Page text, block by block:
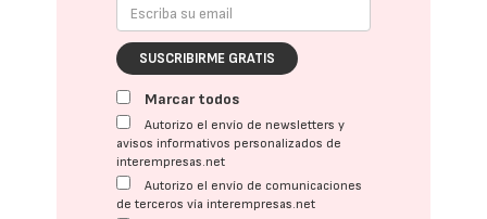
SUSCRIBIRME GRATIS
Marcar todos
Autorizo el envío de newsletters y
avisos informativos personalizados de
interempresas.net
Autorizo el envío de comunicaciones
de terceros vía interempresas.net